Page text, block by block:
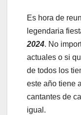
Es hora de
legendaria
2024. No
actuales o si
de todos los
este año tiene
cantantes de
igual.